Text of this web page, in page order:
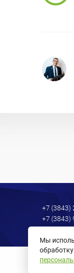
+7 (3843)
+7 (3843)
Политика
Мы